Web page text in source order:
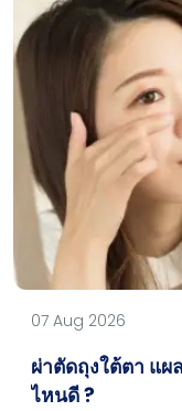
07 Aug 2026
ผ่าตัดถุงใต้ตา แผ
ไหนดี ?